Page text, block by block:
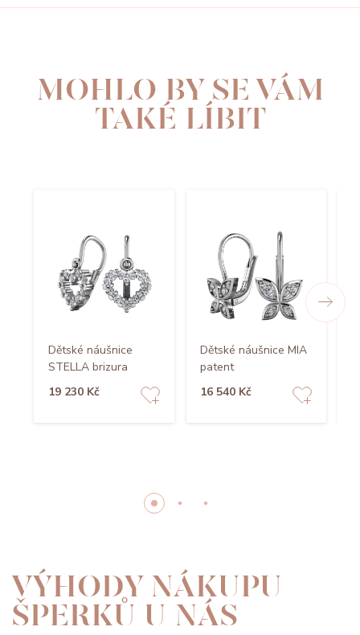
MOHLO BY SE VÁM
TAKÉ LÍBIT
Dětské náušnice
STELLA brizura
19 230 Kč
Dětské náušnice MIA
patent
16 540 Kč
VÝHODY NÁKUPU
ŠPERKŮ U NÁS